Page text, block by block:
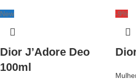
New
Dior J’Adore Deo
100ml
-9%